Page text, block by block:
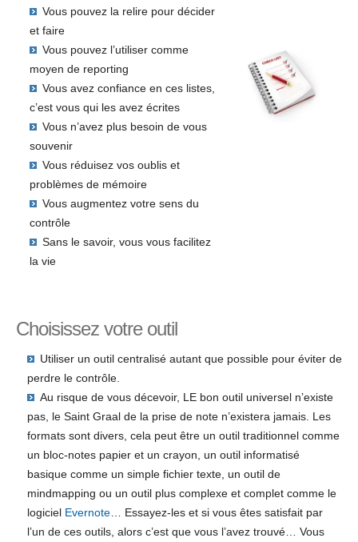
Vous pouvez la relire pour décider
et faire
Vous pouvez l’utiliser comme
moyen de reporting
Vous avez confiance en ces listes,
c’est vous qui les avez écrites
Vous n’avez plus besoin de vous
souvenir
Vous réduisez vos oublis et
problèmes de mémoire
Vous augmentez votre sens du
contrôle
Sans le savoir, vous vous facilitez
la vie
Choisissez votre outil
Utiliser un outil centralisé autant que possible pour éviter de
perdre le contrôle.
Au risque de vous décevoir, LE bon outil universel n’existe
pas, le Saint Graal de la prise de note n’existera jamais. Les
formats sont divers, cela peut être un outil traditionnel comme
un bloc-notes papier et un crayon, un outil informatisé
basique comme un simple fichier texte, un outil de
mindmapping ou un outil plus complexe et complet comme le
logiciel Evernote… Essayez-les et si vous êtes satisfait par
l’un de ces outils, alors c’est que vous l’avez trouvé… Vous